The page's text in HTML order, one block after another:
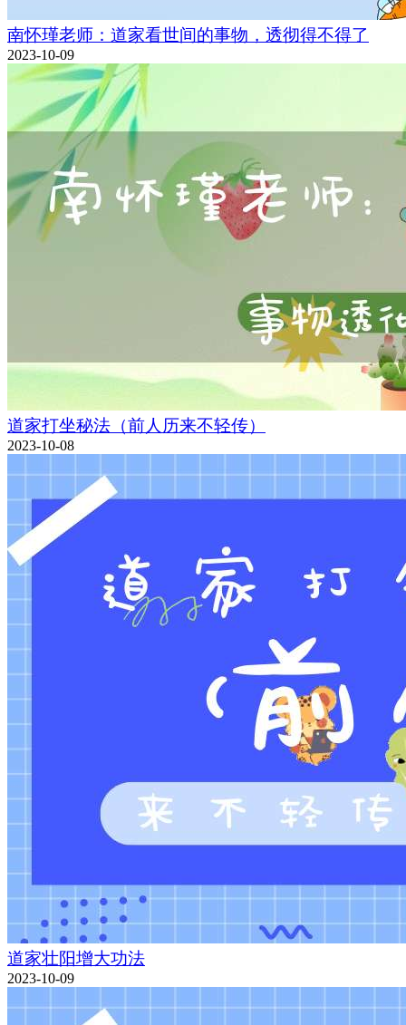
南怀瑾老师：道家看世间的事物，透彻得不得了
2023-10-09
道家打坐秘法（前人历来不轻传）
2023-10-08
道家壮阳增大功法
2023-10-09